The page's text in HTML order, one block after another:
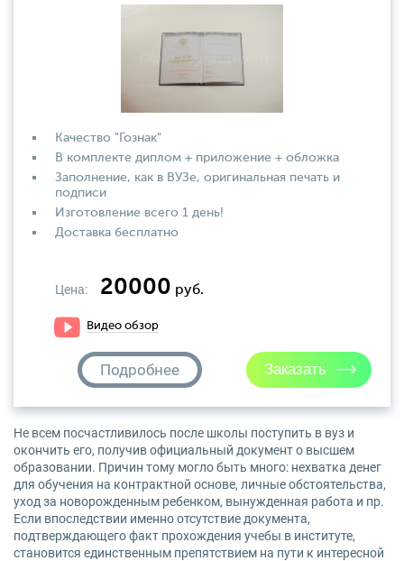
Качество "Гознак"
В комплекте диплом + приложение + обложка
Заполнение, как в ВУЗе, оригинальная печать и
подписи
Изготовление всего 1 день!
Доставка бесплатно
Цена: 20000 руб.
Видео обзор
Подробнее
Не всем посчастливилось после школы поступить в вуз и
окончить его, получив официальный документ о высшем
образовании. Причин тому могло быть много: нехватка денег
для обучения на контрактной основе, личные обстоятельства,
уход за новорожденным ребенком, вынужденная работа и пр.
Если впоследствии именно отсутствие документа,
подтверждающего факт прохождения учебы в институте,
становится единственным препятствием на пути к интересной